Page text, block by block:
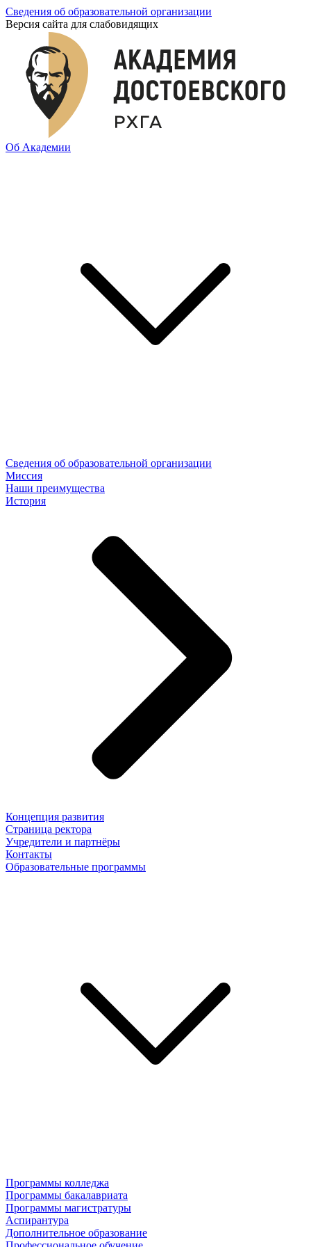
Сведения об образовательной организации
Версия сайта для слабовидящих
Об Академии
Сведения об образовательной организации
Миссия
Наши преимущества
История
Концепция развития
Страница ректора
Учредители и партнёры
Контакты
Образовательные программы
Программы колледжа
Программы бакалавриата
Программы магистратуры
Аспирантура
Дополнительное образование